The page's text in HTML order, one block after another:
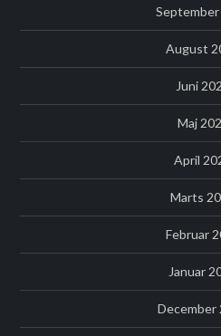
August
Juni
Maj
April
Marts
Februar
Januar
December